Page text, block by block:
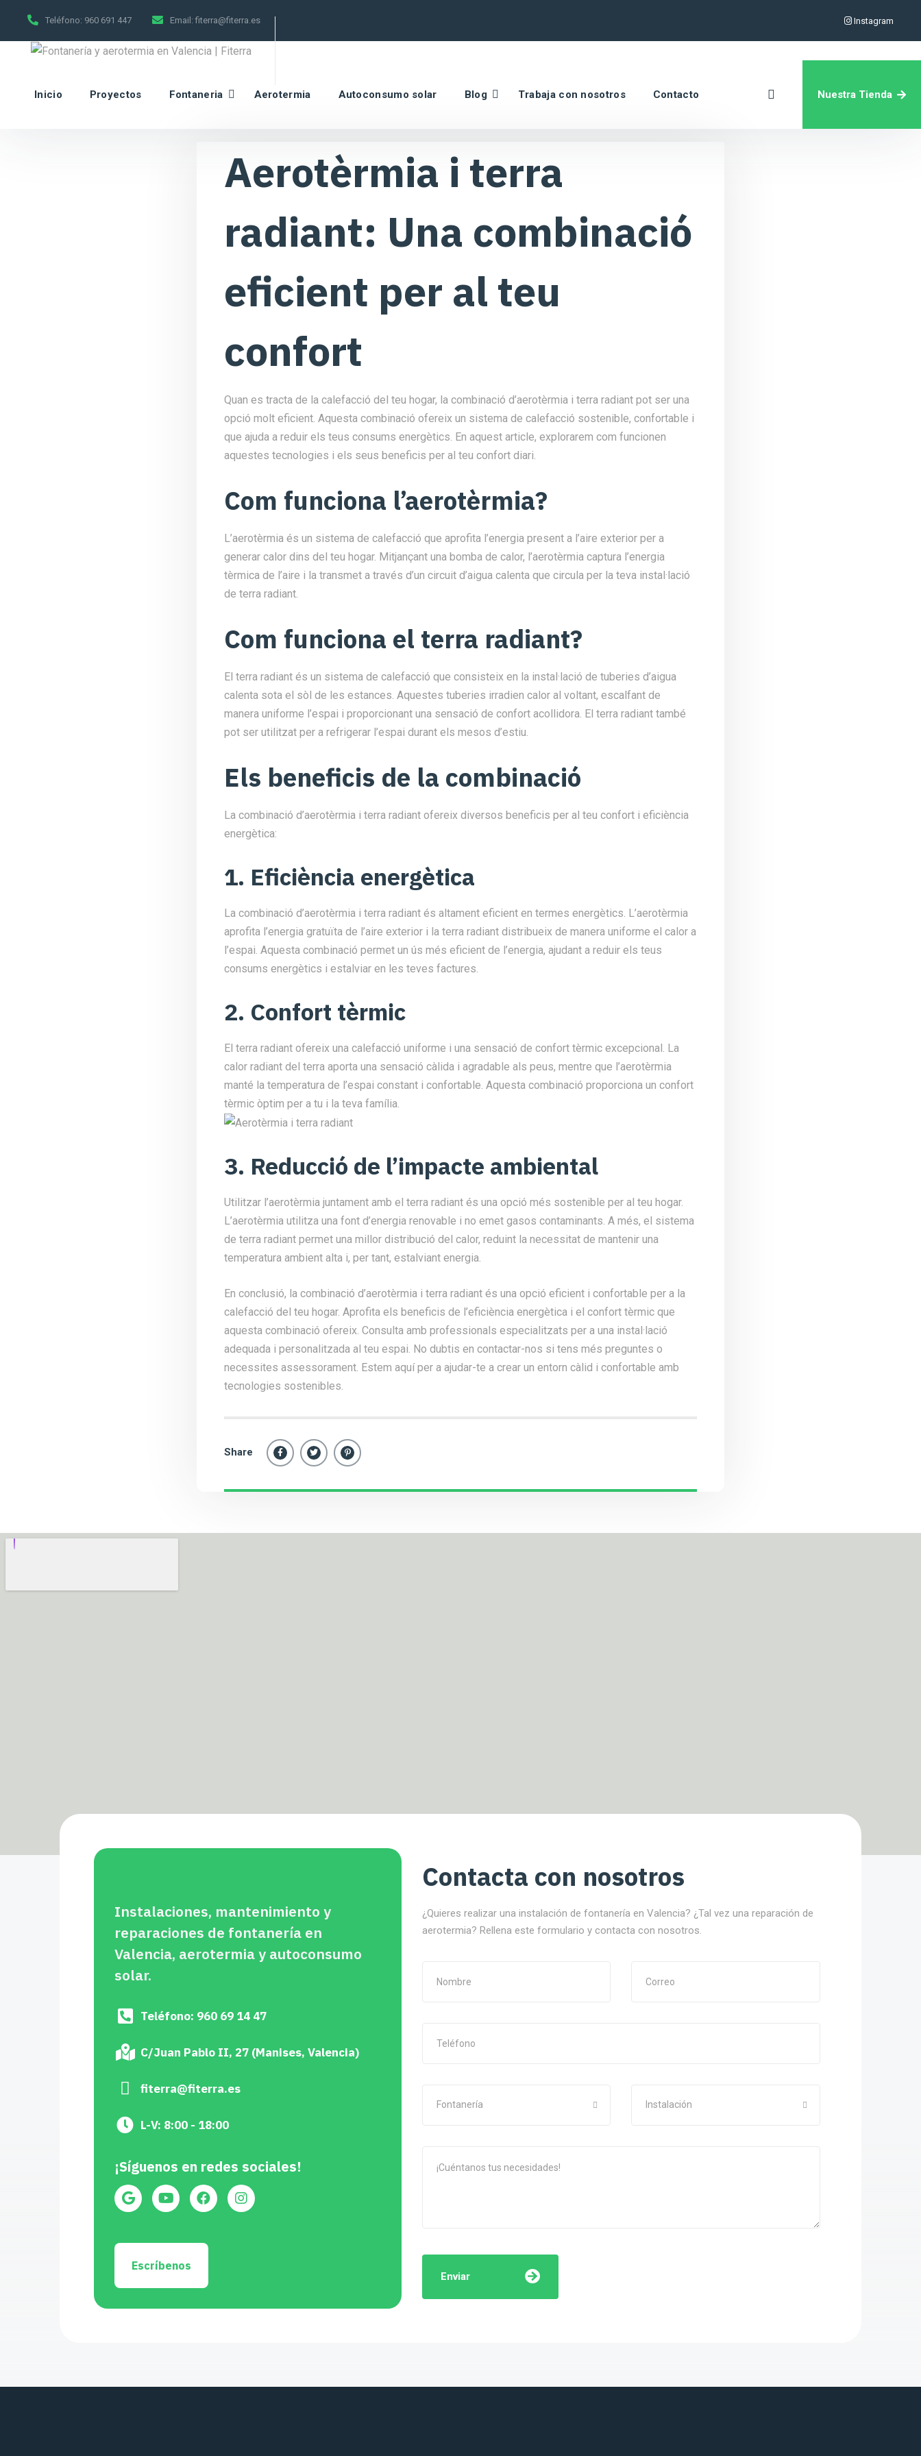
Teléfono: 960 691 447 Email: fiterra@fiterra.es Instagram
Inicio Proyectos Fontaneria Aerotermia Autoconsumo solar Blog Trabaja con nosotros Contacto Nuestra Tienda
Aerotèrmia i terra
radiant: Una combinació
eficient per al teu
confort
Quan es tracta de la calefacció del teu hogar, la combinació d’aerotèrmia i terra radiant pot ser una
opció molt eficient. Aquesta combinació ofereix un sistema de calefacció sostenible, confortable i
que ajuda a reduir els teus consums energètics. En aquest article, explorarem com funcionen
aquestes tecnologies i els seus beneficis per al teu confort diari.
Com funciona l’aerotèrmia?
L’aerotèrmia és un sistema de calefacció que aprofita l’energia present a l’aire exterior per a
generar calor dins del teu hogar. Mitjançant una bomba de calor, l’aerotèrmia captura l’energia
tèrmica de l’aire i la transmet a través d’un circuit d’aigua calenta que circula per la teva instal·lació
de terra radiant.
Com funciona el terra radiant?
El terra radiant és un sistema de calefacció que consisteix en la instal·lació de tuberies d’aigua
calenta sota el sòl de les estances. Aquestes tuberies irradien calor al voltant, escalfant de
manera uniforme l’espai i proporcionant una sensació de confort acollidora. El terra radiant també
pot ser utilitzat per a refrigerar l’espai durant els mesos d’estiu.
Els beneficis de la combinació
La combinació d’aerotèrmia i terra radiant ofereix diversos beneficis per al teu confort i eficiència
energètica:
1. Eficiència energètica
La combinació d’aerotèrmia i terra radiant és altament eficient en termes energètics. L’aerotèrmia
aprofita l’energia gratuïta de l’aire exterior i la terra radiant distribueix de manera uniforme el calor a
l’espai. Aquesta combinació permet un ús més eficient de l’energia, ajudant a reduir els teus
consums energètics i estalviar en les teves factures.
2. Confort tèrmic
El terra radiant ofereix una calefacció uniforme i una sensació de confort tèrmic excepcional. La
calor radiant del terra aporta una sensació càlida i agradable als peus, mentre que l’aerotèrmia
manté la temperatura de l’espai constant i confortable. Aquesta combinació proporciona un confort
tèrmic òptim per a tu i la teva família.
3. Reducció de l’impacte ambiental
Utilitzar l’aerotèrmia juntament amb el terra radiant és una opció més sostenible per al teu hogar.
L’aerotèrmia utilitza una font d’energia renovable i no emet gasos contaminants. A més, el sistema
de terra radiant permet una millor distribució del calor, reduint la necessitat de mantenir una
temperatura ambient alta i, per tant, estalviant energia.
En conclusió, la combinació d’aerotèrmia i terra radiant és una opció eficient i confortable per a la
calefacció del teu hogar. Aprofita els beneficis de l’eficiència energètica i el confort tèrmic que
aquesta combinació ofereix. Consulta amb professionals especialitzats per a una instal·lació
adequada i personalitzada al teu espai. No dubtis en contactar-nos si tens més preguntes o
necessites assessorament. Estem aquí per a ajudar-te a crear un entorn càlid i confortable amb
tecnologies sostenibles.
Share
Instalaciones, mantenimiento y
reparaciones de fontanería en
Valencia, aerotermia y autoconsumo
solar.
Teléfono: 960 69 14 47
C/Juan Pablo II, 27 (Manises, Valencia)
fiterra@fiterra.es
L-V: 8:00 - 18:00
¡Síguenos en redes sociales!
Escríbenos
Contacta con nosotros
¿Quieres realizar una instalación de fontanería en Valencia? ¿Tal vez una reparación de
aerotermia? Rellena este formulario y contacta con nosotros.
Fontanería Instalación
Enviar